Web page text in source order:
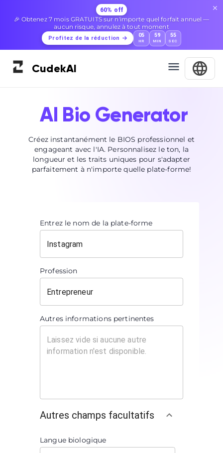
60% off
🎉 Obtenez 7 mois GRATUITS sur n'importe quel forfait annuel —
aucun risque, annulez à tout moment
Profitez de la réduction 05
HR
59
MIN
55
SEC
CudekAI
AI Bio Generator
Créez instantanément le BIOS professionnel et
engageant avec l'IA. Personnalisez le ton, la
longueur et les traits uniques pour s'adapter
parfaitement à n'importe quelle plate-forme!
Entrez le nom de la plate-forme
Profession
Autres informations pertinentes
Autres champs facultatifs
Langue biologique